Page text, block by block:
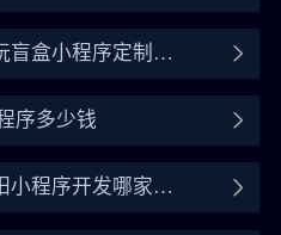
盲盒小程序定制开
序多少钱
小程序开发哪家公